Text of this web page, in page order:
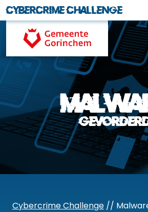
Naar
hoofdinhoud
Cybercrime Challenge
Cybercrime Challenge //